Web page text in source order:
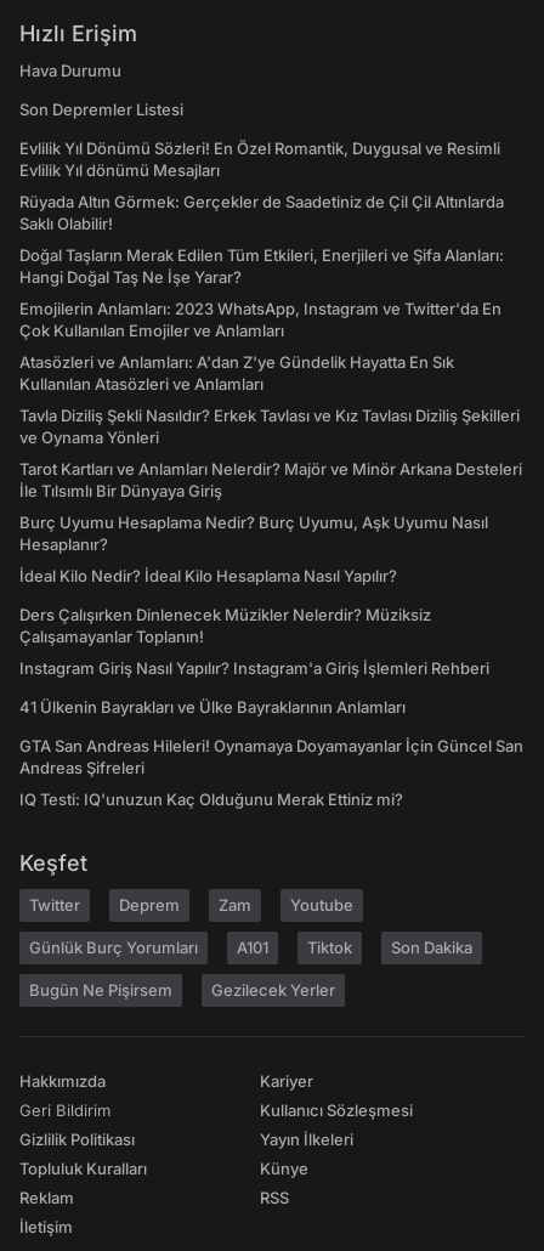
Hızlı Erişim
Hava Durumu
Son Depremler Listesi
Evlilik Yıl Dönümü Sözleri! En Özel Romantik, Duygusal ve Resimli
Evlilik Yıl dönümü Mesajları
Rüyada Altın Görmek: Gerçekler de Saadetiniz de Çil Çil Altınlarda
Saklı Olabilir!
Doğal Taşların Merak Edilen Tüm Etkileri, Enerjileri ve Şifa Alanları:
Hangi Doğal Taş Ne İşe Yarar?
Emojilerin Anlamları: 2023 WhatsApp, Instagram ve Twitter'da En
Çok Kullanılan Emojiler ve Anlamları
Atasözleri ve Anlamları: A'dan Z'ye Gündelik Hayatta En Sık
Kullanılan Atasözleri ve Anlamları
Tavla Diziliş Şekli Nasıldır? Erkek Tavlası ve Kız Tavlası Diziliş Şekilleri
ve Oynama Yönleri
Tarot Kartları ve Anlamları Nelerdir? Majör ve Minör Arkana Desteleri
İle Tılsımlı Bir Dünyaya Giriş
Burç Uyumu Hesaplama Nedir? Burç Uyumu, Aşk Uyumu Nasıl
Hesaplanır?
İdeal Kilo Nedir? İdeal Kilo Hesaplama Nasıl Yapılır?
Ders Çalışırken Dinlenecek Müzikler Nelerdir? Müziksiz
Çalışamayanlar Toplanın!
Instagram Giriş Nasıl Yapılır? Instagram'a Giriş İşlemleri Rehberi
41 Ülkenin Bayrakları ve Ülke Bayraklarının Anlamları
GTA San Andreas Hileleri! Oynamaya Doyamayanlar İçin Güncel San
Andreas Şifreleri
IQ Testi: IQ'unuzun Kaç Olduğunu Merak Ettiniz mi?
Keşfet
Twitter Deprem Zam Youtube
Günlük Burç Yorumları A101 Tiktok Son Dakika
Bugün Ne Pişirsem Gezilecek Yerler
Hakkımızda
Geri Bildirim
Gizlilik Politikası
Topluluk Kuralları
Reklam
İletişim
Kariyer
Kullanıcı Sözleşmesi
Yayın İlkeleri
Künye
RSS